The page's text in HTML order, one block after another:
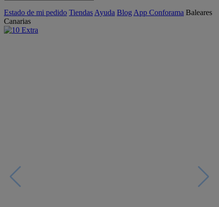
Estado de mi pedido Tiendas Ayuda Blog App Conforama Baleares
Canarias